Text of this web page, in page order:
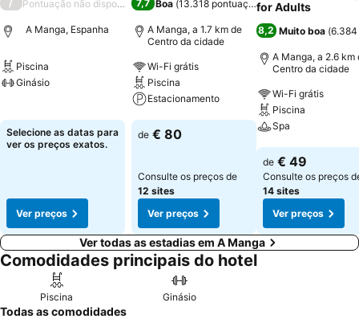
/ Pontuação não disponível
A Manga, Espanha
Piscina
Ginásio
Selecione as datas para
ver os preços exatos.
Ver preços
7,7 Boa (13.318 pontuações)
A Manga, a 1.7 km de
Centro da cidade
Wi-Fi grátis
Piscina
Estacionamento
Ver preços
de € 80
Consulte os preços de
12 sites
Ver preços
for Adults
8,2 Muito boa (6.384
A Manga, a 2.6 km
Centro da cidade
Wi-Fi grátis
Piscina
Spa
Ver preços
de € 49
Consulte os preços
14 sites
Ver preços
Ver todas as estadias em A Manga
Comodidades principais do hotel
Piscina Ginásio
Todas as comodidades